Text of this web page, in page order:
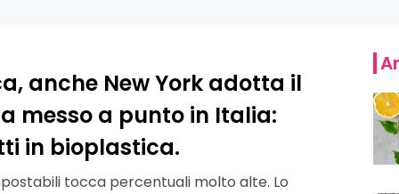
anche New York adotta il
messo a punto in Italia:
in bioplastica.
tocca percentuali molto alte. Lo